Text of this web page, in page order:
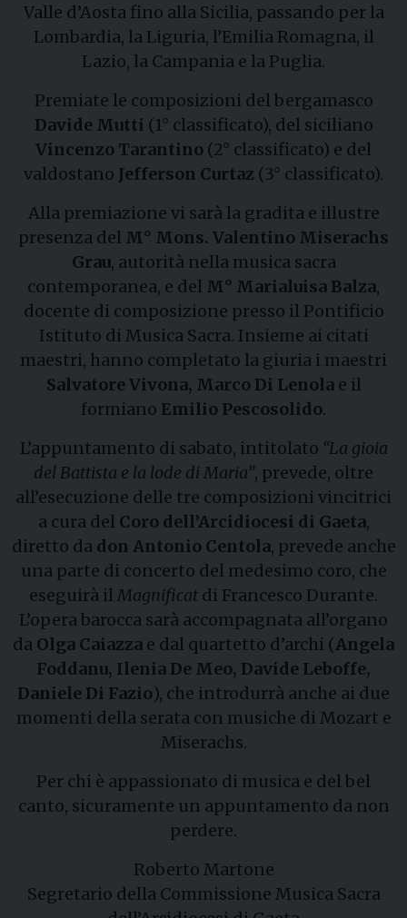
Valle d’Aosta fino alla Sicilia, passando per la
Lombardia, la Liguria, l’Emilia Romagna, il
Lazio, la Campania e la Puglia.
Premiate le composizioni del bergamasco
Davide Mutti (1° classificato), del siciliano
Vincenzo Tarantino (2° classificato) e del
valdostano Jefferson Curtaz (3° classificato).
Alla premiazione vi sarà la gradita e illustre
presenza del M° Mons. Valentino Miserachs
Grau, autorità nella musica sacra
contemporanea, e del M° Marialuisa Balza,
docente di composizione presso il Pontificio
Istituto di Musica Sacra. Insieme ai citati
maestri, hanno completato la giuria i maestri
Salvatore Vivona, Marco Di Lenolae il
formiano Emilio Pescosolido.
L’appuntamento di sabato, intitolato “La gioia
del Battista e la lode di Maria”, prevede, oltre
all’esecuzione delle tre composizioni vincitrici
a cura del Coro dell’Arcidiocesi di Gaeta,
diretto da don Antonio Centola, prevede anche
una parte di concerto del medesimo coro, che
eseguirà il Magnificat di Francesco Durante.
L’opera barocca sarà accompagnata all’organo
da Olga Caiazza e dal quartetto d’archi (Angela
Foddanu, Ilenia De Meo, Davide Leboffe,
Daniele Di Fazio), che introdurrà anche ai due
momenti della serata con musiche di Mozart e
Miserachs.
Per chi è appassionato di musica e del bel
canto, sicuramente un appuntamento da non
perdere.
Roberto Martone
Segretario della Commissione Musica Sacra